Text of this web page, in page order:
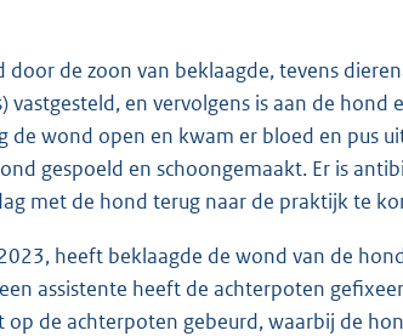
de zoon van beklaagde, tevens
en vervolgens is aan de
de wond open en kwam er bloed en pus
gespoeld en schoongemaakt. Er is
met de hond terug naar de praktijk te
heeft beklaagde de wond van de
assistente heeft de achterpoten
op de achterpoten gebeurd, waarbij de